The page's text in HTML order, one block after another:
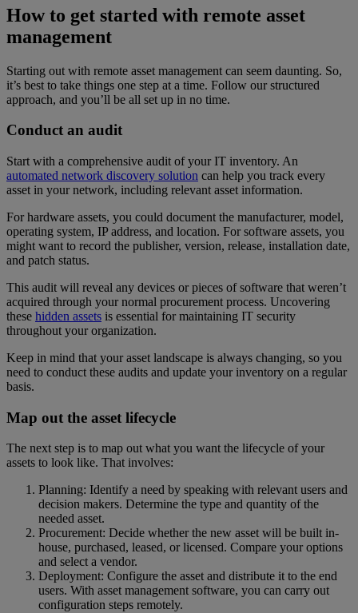
How to get started with remote asset
management
Starting out with remote asset management can seem daunting. So,
it’s best to take things one step at a time. Follow our structured
approach, and you’ll be all set up in no time.
Conduct an audit
Start with a comprehensive audit of your IT inventory. An
automated network discovery solution can help you track every
asset in your network, including relevant asset information.
For hardware assets, you could document the manufacturer, model,
operating system, IP address, and location. For software assets, you
might want to record the publisher, version, release, installation date,
and patch status.
This audit will reveal any devices or pieces of software that weren’t
acquired through your normal procurement process. Uncovering
these hidden assets is essential for maintaining IT security
throughout your organization.
Keep in mind that your asset landscape is always changing, so you
need to conduct these audits and update your inventory on a regular
basis.
Map out the asset lifecycle
The next step is to map out what you want the lifecycle of your
assets to look like. That involves:
Planning: Identify a need by speaking with relevant users and
decision makers. Determine the type and quantity of the
needed asset.
Procurement: Decide whether the new asset will be built in-
house, purchased, leased, or licensed. Compare your options
and select a vendor.
Deployment: Configure the asset and distribute it to the end
users. With asset management software, you can carry out
configuration steps remotely.